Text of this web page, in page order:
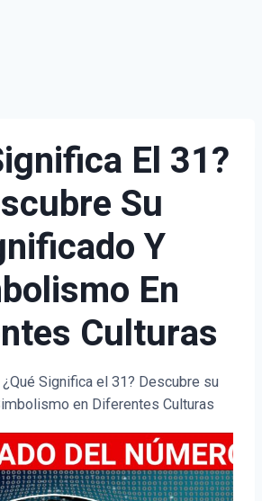
El 31?
Su
Y
En
Culturas
¿Qué Significa el 31? Descubre su
en Diferentes Culturas